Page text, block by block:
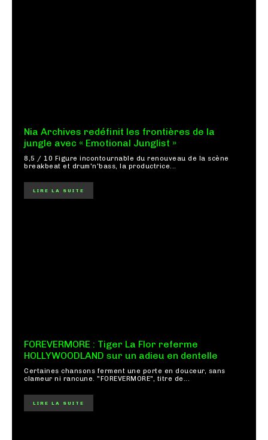
Nia Archives redéfinit les frontières de la
jungle avec « Emotional Junglist »
8,5 / 10 Figure incontournable du renouveau de la scène
breakbeat et drum'n'bass, la productrice...
LIRE LA SUITE
FOREVERMORE : Tiger La Flor referme
HOLLYWOODLAND sur un adieu en dentelle
Certaines chansons ferment une porte en douceur, sans
clameur ni rancune. "FOREVERMORE", titre de...
LIRE LA SUITE